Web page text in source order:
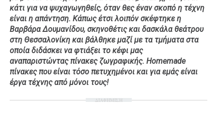
κάτι για να ψυχαγωγηθείς, όταν θες έναν σκοπό η τέχνη
είναι η απάντηση. Κάπως έτσι λοιπόν σκέφτηκε η
Βαρβάρα Δουμανίδου, σκηνοθέτις και δασκάλα θεάτρου
στη Θεσσαλονίκη και βάλθηκε μαζί με τα τμήματα στα
οποία διδάσκει να φτιάξει το κέφι μας
αναπαριστώντας πίνακες ζωγραφικής. Homemade
πίνακες που είναι τόσο πετυχημένοι και για εμάς είναι
έργα τέχνης από μόνοι τους!
ΔΙΑΦΗΜΙΣΗ